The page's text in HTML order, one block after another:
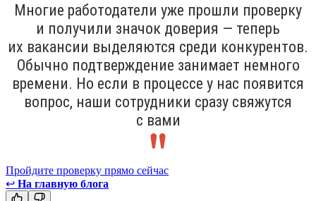
Многие работодатели уже прошли проверку
и получили значок доверия — теперь
их вакансии выделяются среди конкурентов.
Обычно подтверждение занимает немного
времени. Но если в процессе у нас появится
вопрос, наши сотрудники сразу свяжутся
с вами
Пройдите проверку прямо сейчас
↩ На главную блога